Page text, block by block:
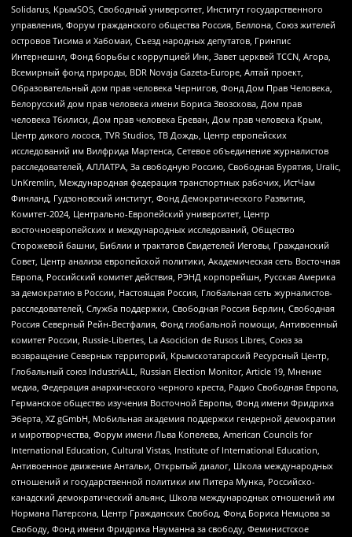
Solidarus, КрымSOS, Свободный университет, Институт государственного
управления, Форум гражданского общества Россия, Беллона, Союз жителей
островов Тисима и Хабомаи, Съезд народных депутатов, Гринпис
Интернешнл, Фонд борьбы с коррупцией Инк, Завет церквей TCCN, Агора,
Всемирный фонд природы, BDR Novaja Gazeta-Europe, Алтай проект,
Образовательный дом прав человека Чернигов, Фонд Дом Прав Человека,
Белорусский дом прав человека имени Бориса Звозскова, Дом прав
человека Тбилиси, Дом прав человека Ереван, Дом прав человека Крым,
Центр дикого лосося, TVR Studios, ТВ Дождь, Центр европейских
исследований им Вилфрида Мартенса, Сетевое объединение журналистов
расследователей, АЛЛАТРА, За свободную Россию, Свободная Бурятия, Uralic,
UnKremlin, Международная федерация транспортных рабочих, ИстЧам
Финланд, Гудзоновский институт, Фонд Демократического Развития,
Комитет-2024, Центрально-Европейский университет, Центр
восточноевропейских и международных исследований, Общество
Сторожевой башни, Библии и трактатов Свидетелей Иеговы, Гражданский
Совет, Центр анализа европейской политики, Академическая сеть Восточная
Европа, Российский комитет действия, РЭНД корпорейшн, Русская Америка
за демократию в России, Настоящая Россия, Глобальная сеть журналистов-
расследователей, Служба поддержки, Свободная Россия Берлин, Свободная
Россия Северный Рейн-Вестфалия, Фонд глобальной помощи, Антивоенный
комитет России, Russie-Libertes, La Asocicion de Rusos Libres, Союз за
возвращение Северных территорий, Крымскотатарский Ресурсный Центр,
Глобальный союз IndustriALL, Russian Election Monitor, Article 19, Мнение
медиа, Федерация анархического черного креста, Радио Свободная Европа,
Германское общество изучения Восточной Европы, Фонд имени Фридриха
Эберта, XZ gGmbH, Мобильная академия поддержки гендерной демократии
и миротворчества, Форум имени Льва Копелева, American Councils for
International Education, Cultural Vistas, Institute of International Education,
Антивоенное движение Антальи, Открытый диалог, Школа международных
отношений и государственной политики им Питера Мунка, Российско-
канадский демократический альянс, Школа международных отношений им
Нормана Патерсона, Центр Гражданских Свобод, Фонд Бориса Немцова за
Свободу, Фонд имени Фридриха Науманна за свободу, Феминистское